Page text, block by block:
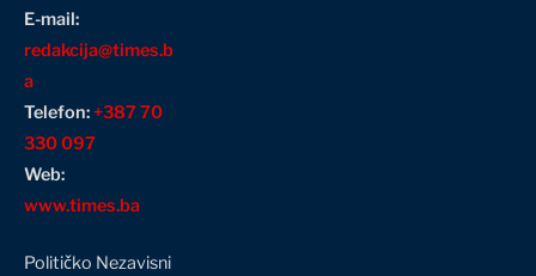
E-mail:
redakcija@times.b
a
Telefon:+387 70
330 097
Web:
www.times.ba
Političko Nezavisni